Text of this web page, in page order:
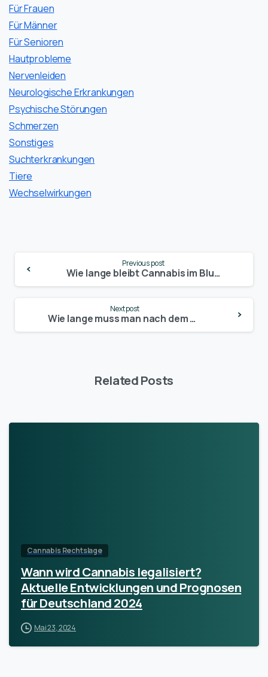
Für Frauen
Für Männer
Für Senioren
Hautprobleme
Nervenleiden
Neurologische Erkrankungen
Psychische Störungen
Schmerzen
Sonstiges
Suchterkrankungen
Tiere
Wechselwirkungen
Reading
Previous post
Wie lange bleibt Cannabis im Blut? Alle Fakten und Zeiträume, die du wissen musst
Next post
Wie lange muss man nach dem Cannabis-Konsum warten, um wieder sicher Auto zu fahren?
Related Posts
Cannabis Rechtslage
Wann wird Cannabis legalisiert?
Aktuelle Entwicklungen und Prognosen
für Deutschland 2024
Mai 23, 2024